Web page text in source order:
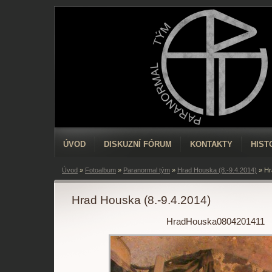
ÚVOD DISKUZNÍ FÓRUM KONTAKTY
Úvod » Fotoalbum » Paranormal tým » Hrad Houska (8.-9.4.2014) »
Hrad Houska (8.-9.4.2014)
HradHouska0804201411